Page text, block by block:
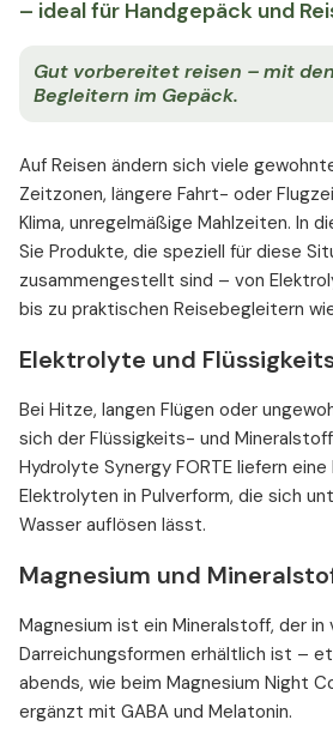
– ideal für Handgepäck und
Gut vorbereitet reisen – mit
Begleitern im Gepäck.
Auf Reisen ändern sich viele
Zeitzonen, längere Fahrt- oder
Klima, unregelmäßige Mahlzeiten. In
Sie Produkte, die speziell für diese
zusammengestellt sind – von
bis zu praktischen Reisebegleitern
Elektrolyte und
Bei Hitze, langen Flügen oder
sich der Flüssigkeits- und
Hydrolyte Synergy FORTE liefern
Elektrolyten in Pulverform, die sich
Wasser auflösen lässt.
Magnesium und
Magnesium ist ein Mineralstoff, der in
Darreichungsformen erhältlich ist –
abends, wie beim Magnesium Night
ergänzt mit GABA und Melatonin.